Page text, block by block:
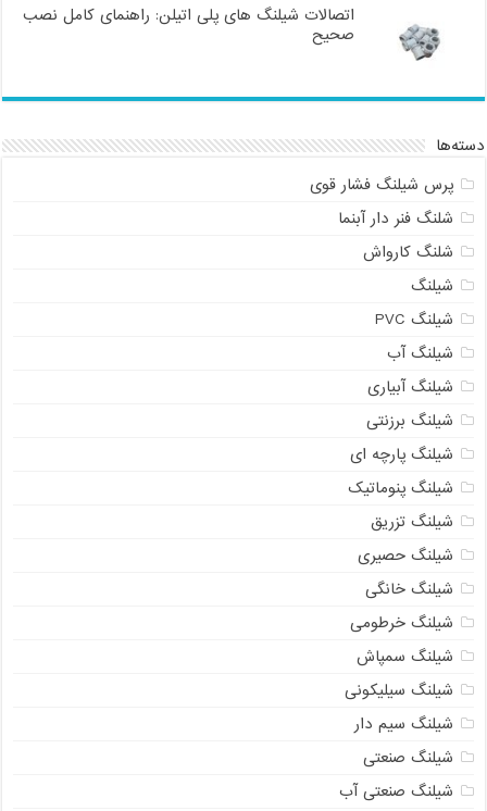
اتصالات شیلنگ های پلی اتیلن: راهنمای کامل نصب
صحیح
دسته‌ها
پرس شیلنگ فشار قوی
شلنگ فنر دار آبنما
شلنگ کارواش
شیلنگ
شیلنگ PVC
شیلنگ آب
شیلنگ آبیاری
شیلنگ برزنتی
شیلنگ پارچه ای
شیلنگ پنوماتیک
شیلنگ تزریق
شیلنگ حصیری
شیلنگ خانگی
شیلنگ خرطومی
شیلنگ سمپاش
شیلنگ سیلیکونی
شیلنگ سیم دار
شیلنگ صنعتی
شیلنگ صنعتی آب